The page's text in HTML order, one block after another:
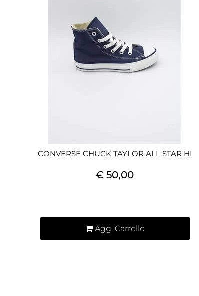
CONVERSE CHUCK TAYLOR ALL STAR HI
€ 50,00
Agg. Carrello